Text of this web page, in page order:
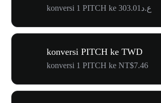
konversi 1 PITCH ke ع.د303.01
konversi PITCH ke TWD
konversi 1 PITCH ke NT$7.46